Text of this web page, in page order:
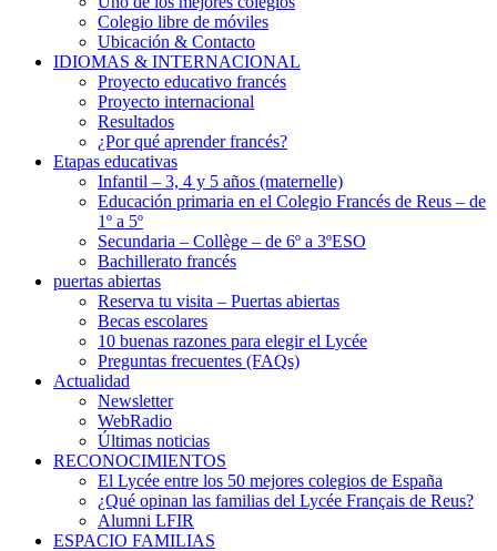
Colegio libre de móviles
Ubicación & Contacto
IDIOMAS & INTERNACIONAL
Proyecto educativo francés
Proyecto internacional
Resultados
¿Por qué aprender francés?
Etapas educativas
Infantil – 3, 4 y 5 años (maternelle)
Educación primaria en el Colegio Francés de Reus – de
1º a 5º
Secundaria – Collège – de 6º a 3ºESO
Bachillerato francés
puertas abiertas
Reserva tu visita – Puertas abiertas
Becas escolares
10 buenas razones para elegir el Lycée
Preguntas frecuentes (FAQs)
Actualidad
Newsletter
WebRadio
Últimas noticias
RECONOCIMIENTOS
El Lycée entre los 50 mejores colegios de España
¿Qué opinan las familias del Lycée Français de Reus?
Alumni LFIR
ESPACIO FAMILIAS